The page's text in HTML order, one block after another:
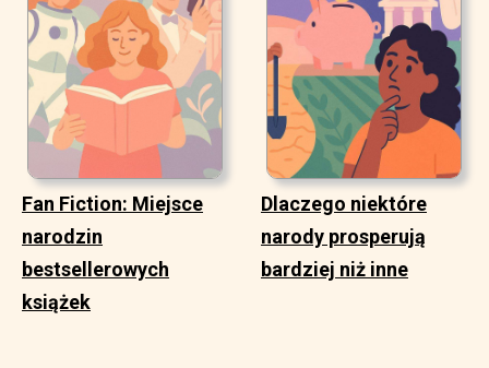
Fan Fiction: Miejsce
narodzin
bestsellerowych
książek
Dlaczego niektóre
narody prosperują
bardziej niż inne